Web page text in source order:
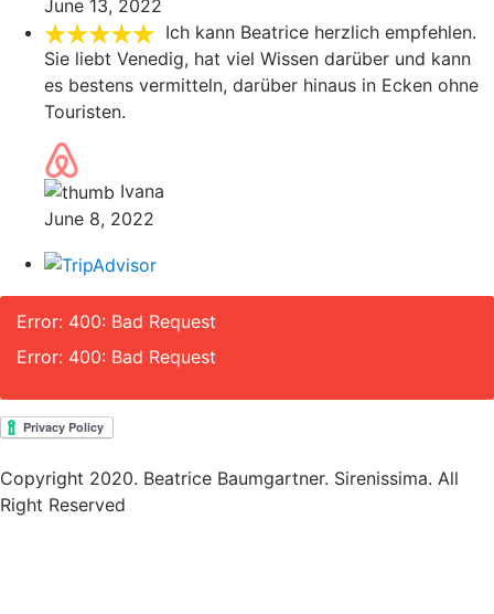
June 13, 2022
Ich kann Beatrice herzlich empfehlen.
Sie liebt Venedig, hat viel Wissen darüber und kann
es bestens vermitteln, darüber hinaus in Ecken ohne
Touristen.
Ivana
June 8, 2022
Error: 400: Bad Request
Error: 400: Bad Request
Copyright 2020. Beatrice Baumgartner. Sirenissima. All
Right Reserved